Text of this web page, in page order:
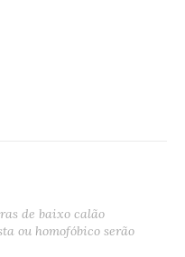
de baixo calão
ou homofóbico serão